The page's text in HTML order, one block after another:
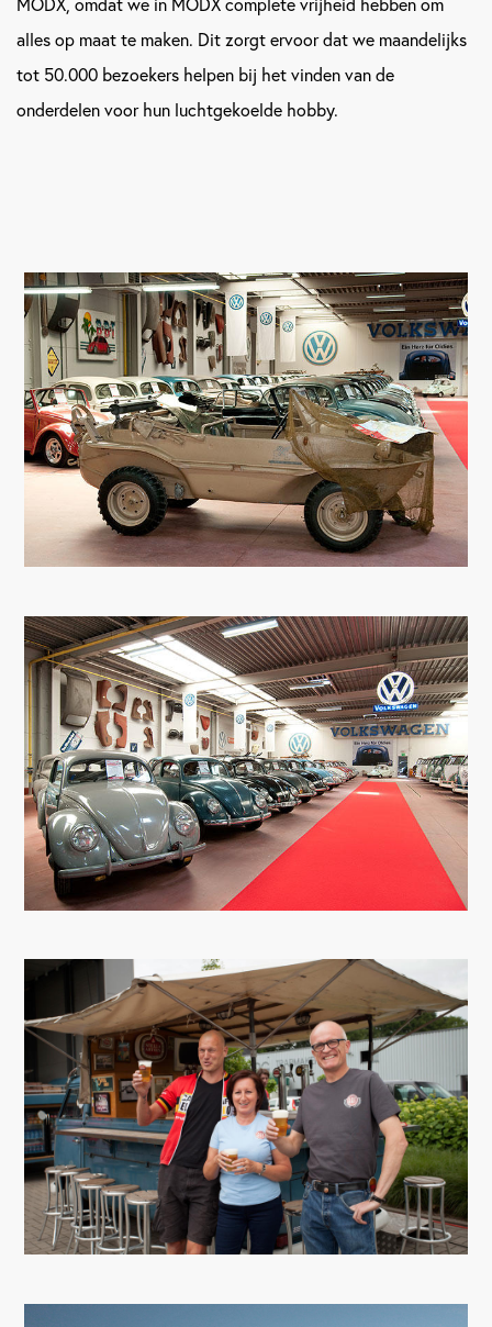
alles op maat te maken. Dit zorgt ervoor dat we maandelijks
tot 50.000 bezoekers helpen bij het vinden van de
onderdelen voor hun luchtgekoelde hobby.